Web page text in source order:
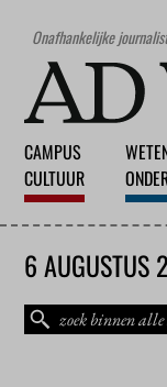
Onafhankelijke
CAMPUS
CULTUUR
6 AUGUSTUS